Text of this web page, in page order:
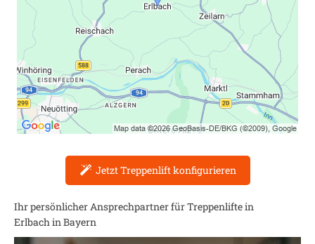
Jetzt Treppenlift konfigurieren
Ihr persönlicher Ansprechpartner für Treppenlifte in
Erlbach in Bayern